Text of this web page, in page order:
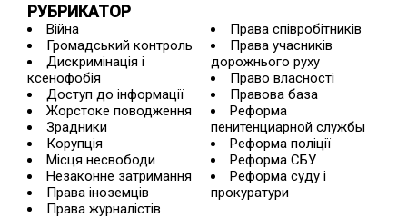
РУБРИКАТОР
Війна
Громадський контроль
Дискримінація і
ксенофобія
Доступ до інформації
Жорстоке поводження
Зрадники
Корупція
Місця несвободи
Незаконне затримання
Права іноземців
Права журналістів
Права співробітників
Права учасників
дорожнього руху
Право власності
Правова база
Реформа
пенитенциарной службы
Реформа поліції
Реформа СБУ
Реформа суду і
прокуратури